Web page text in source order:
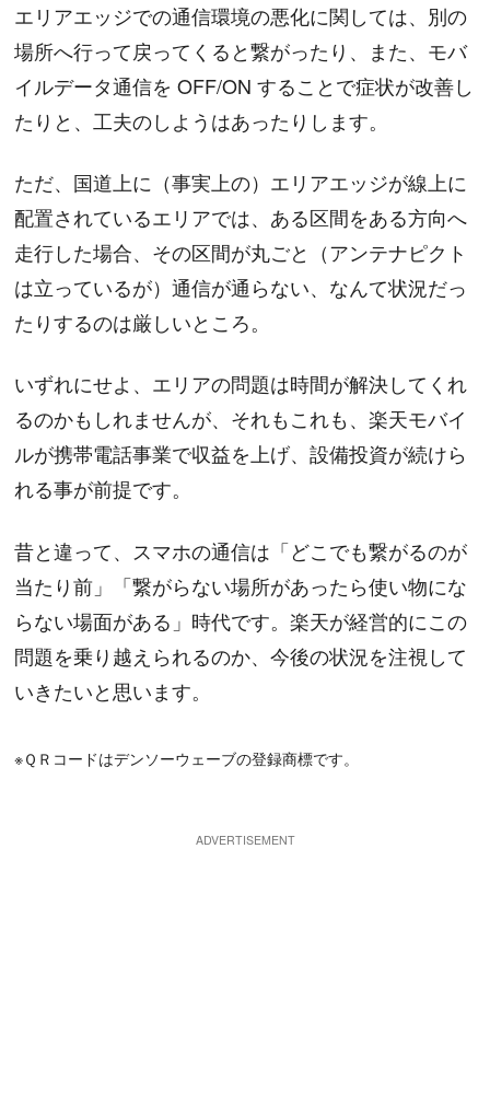
エリアエッジでの通信環境の悪化に関しては、別の
場所へ行って戻ってくると繋がったり、また、モバ
イルデータ通信を OFF/ON することで症状が改善し
たりと、工夫のしようはあったりします。
ただ、国道上に（事実上の）エリアエッジが線上に
配置されているエリアでは、ある区間をある方向へ
走行した場合、その区間が丸ごと（アンテナピクト
は立っているが）通信が通らない、なんて状況だっ
たりするのは厳しいところ。
いずれにせよ、エリアの問題は時間が解決してくれ
るのかもしれませんが、それもこれも、楽天モバイ
ルが携帯電話事業で収益を上げ、設備投資が続けら
れる事が前提です。
昔と違って、スマホの通信は「どこでも繋がるのが
当たり前」「繋がらない場所があったら使い物にな
らない場面がある」時代です。楽天が経営的にこの
問題を乗り越えられるのか、今後の状況を注視して
いきたいと思います。
※ＱＲコードはデンソーウェーブの登録商標です。